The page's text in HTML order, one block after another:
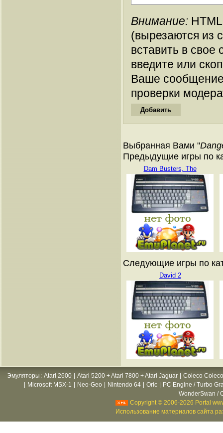
Внимание:
(вырезаются из
вставить в
введите или
Ваше
проверки
Выбранная Вами "
Предыдущие игры по
Dam Busters, The
Следующие игры по
David 2
Эмуляторы : Atari 2600 Atari 5200 + Atari 7800 + Atari Jaguar
Coleco
Microsoft MSX-1 Neo-Geo Nintendo 64 Oric
PC Engine / Turbo
WonderSwan /
Copyright © 2006-2026 Portal
Использование материалов сайта